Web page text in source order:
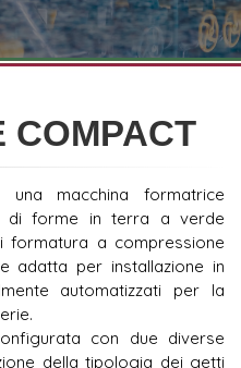
COMPACT
una macchina formatrice
di forme in terra a verde
formatura a compressione
adatta per installazione in
automatizzati per la
con due diverse
della tipologia dei getti